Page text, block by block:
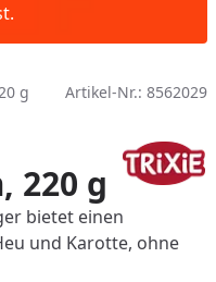
g Artikel-Nr.: 8562029
220 g
bietet einen
und Karotte, ohne